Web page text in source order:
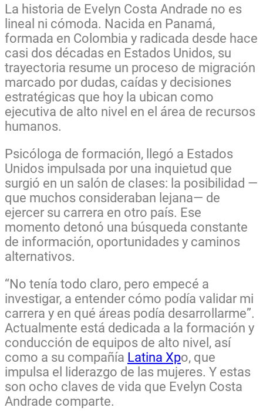
La historia de Evelyn Costa Andrade no es
lineal ni cómoda. Nacida en Panamá,
formada en Colombia y radicada desde hace
casi dos décadas en Estados Unidos, su
trayectoria resume un proceso de migración
marcado por dudas, caídas y decisiones
estratégicas que hoy la ubican como
ejecutiva de alto nivel en el área de recursos
humanos.
Psicóloga de formación, llegó a Estados
Unidos impulsada por una inquietud que
surgió en un salón de clases: la posibilidad —
que muchos consideraban lejana— de
ejercer su carrera en otro país. Ese
momento detonó una búsqueda constante
de información, oportunidades y caminos
alternativos.
“No tenía todo claro, pero empecé a
investigar, a entender cómo podía validar mi
carrera y en qué áreas podía desarrollarme”.
Actualmente está dedicada a la formación y
conducción de equipos de alto nivel, así
como a su compañía Latina Xpo, que
impulsa el liderazgo de las mujeres. Y estas
son ocho claves de vida que Evelyn Costa
Andrade comparte.